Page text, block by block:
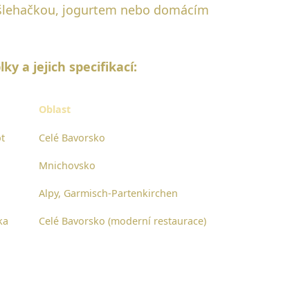
jogurtem nebo domácím
a jejich specifikací:
Oblast
Celé Bavorsko
Mnichovsko
Alpy, Garmisch-Partenkirchen
Celé Bavorsko (moderní restaurace)